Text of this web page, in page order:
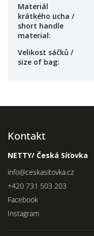
Materiál
krátkého ucha /
short handle
material:
Velikost sáčků /
size of bag:
Kontakt
NETTY/ Česká Síťovka
info@ceskasitovka.cz
+420 731 503 203
Facebook
Instagram